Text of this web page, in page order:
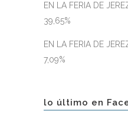
EN LA FERIA DE
39,65%
EN LA FERIA DE
7,09%
lo último en